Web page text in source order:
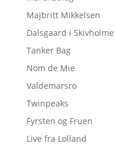
Majbritt Mikkelsen
Dalsgaard i Skivholme
Tanker Bag
Nom de Mie
Valdemarsro
Twinpeaks
Fyrsten og Fruen
Live fra Lolland